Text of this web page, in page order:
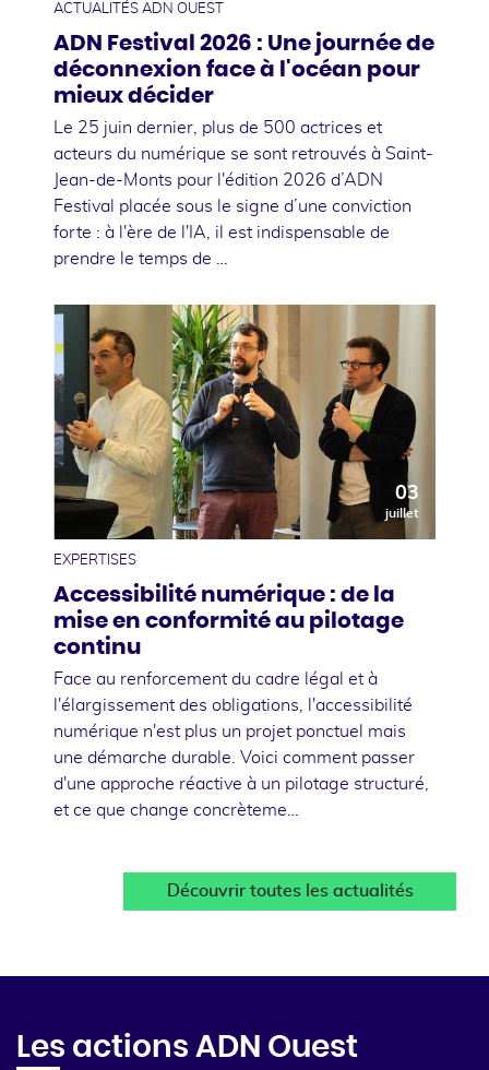
ACTUALITÉS ADN OUEST
ADN Festival 2026 : Une journée de
déconnexion face à l'océan pour
mieux décider
Le 25 juin dernier, plus de 500 actrices et
acteurs du numérique se sont retrouvés à Saint-
Jean-de-Monts pour l'édition 2026 d’ADN
Festival placée sous le signe d’une conviction
forte : à l'ère de l'IA, il est indispensable de
prendre le temps de …
03
juillet
EXPERTISES
Accessibilité numérique : de la
mise en conformité au pilotage
continu
Face au renforcement du cadre légal et à
l'élargissement des obligations, l'accessibilité
numérique n'est plus un projet ponctuel mais
une démarche durable. Voici comment passer
d'une approche réactive à un pilotage structuré,
et ce que change concrèteme…
Découvrir toutes les actualités
Les actions ADN Ouest